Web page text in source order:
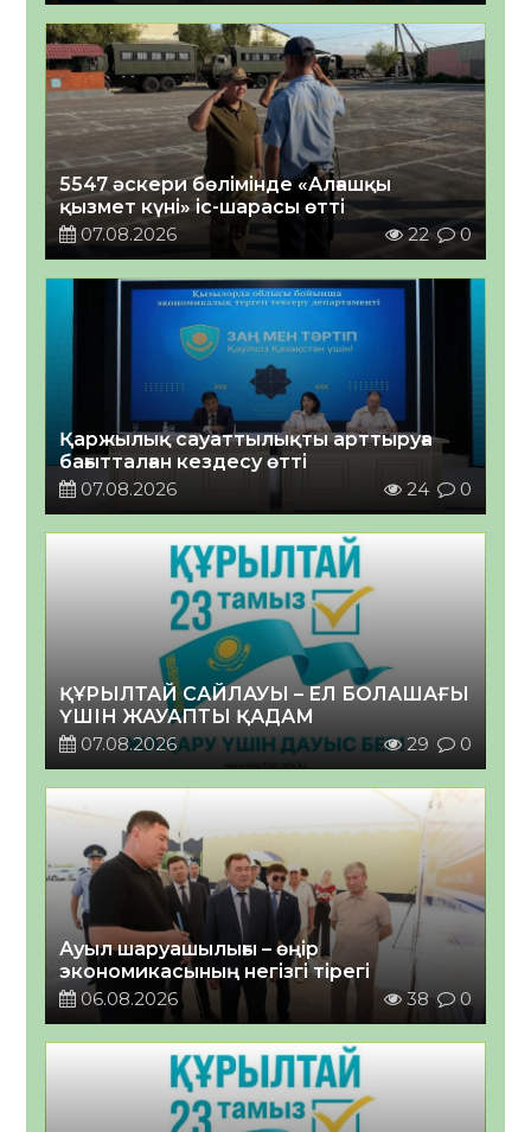
5547 әскери бөлімінде «Алғашқы
қызмет күні» іс-шарасы өтті
07.08.2026
22 0
Қаржылық сауаттылықты арттыруға
бағытталған кездесу өтті
07.08.2026
24 0
ҚҰРЫЛТАЙ САЙЛАУЫ – ЕЛ БОЛАШАҒЫ
ҮШІН ЖАУАПТЫ ҚАДАМ
07.08.2026
29 0
Ауыл шаруашылығы – өңір
экономикасының негізгі тірегі
06.08.2026
38 0